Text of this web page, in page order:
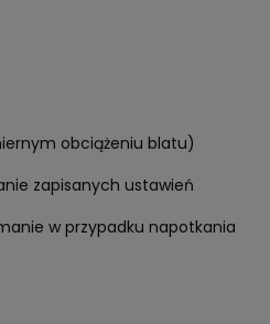
obciążeniu blatu)
zapisanych ustawień
w przypadku napotkania